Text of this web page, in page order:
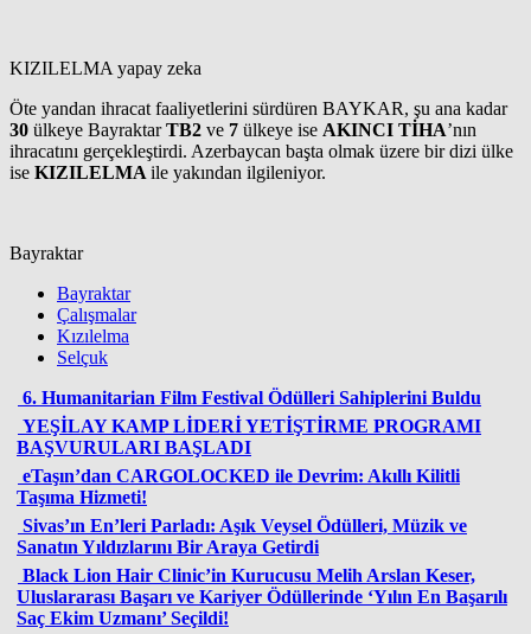
KIZILELMA yapay zeka
Öte yandan ihracat faaliyetlerini sürdüren BAYKAR, şu ana kadar
30 ülkeye BayraktarTB2 ve 7 ülkeye ise AKINCI TİHA’nın
ihracatını gerçekleştirdi. Azerbaycan başta olmak üzere bir dizi ülke
ise KIZILELMA ile yakından ilgileniyor.
Bayraktar
Bayraktar
Çalışmalar
Kızılelma
Selçuk
6. Humanitarian Film Festival Ödülleri Sahiplerini Buldu
YEŞİLAY KAMP LİDERİ YETİŞTİRME PROGRAMI
BAŞVURULARI BAŞLADI
eTaşın’dan CARGOLOCKED ile Devrim: Akıllı Kilitli
Taşıma Hizmeti!
Sivas’ın En’leri Parladı: Aşık Veysel Ödülleri, Müzik ve
Sanatın Yıldızlarını Bir Araya Getirdi
Black Lion Hair Clinic’in Kurucusu Melih Arslan Keser,
Uluslararası Başarı ve Kariyer Ödüllerinde ‘Yılın En Başarılı
Saç Ekim Uzmanı’ Seçildi!